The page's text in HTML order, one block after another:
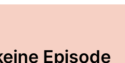
Episode